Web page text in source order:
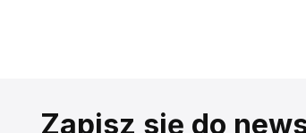
Zapisz się do